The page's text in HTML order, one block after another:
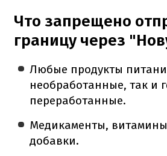
Что запрещено
границу через
Любые продукты
необработанные, так и
переработанные.
Медикаменты,
добавки.